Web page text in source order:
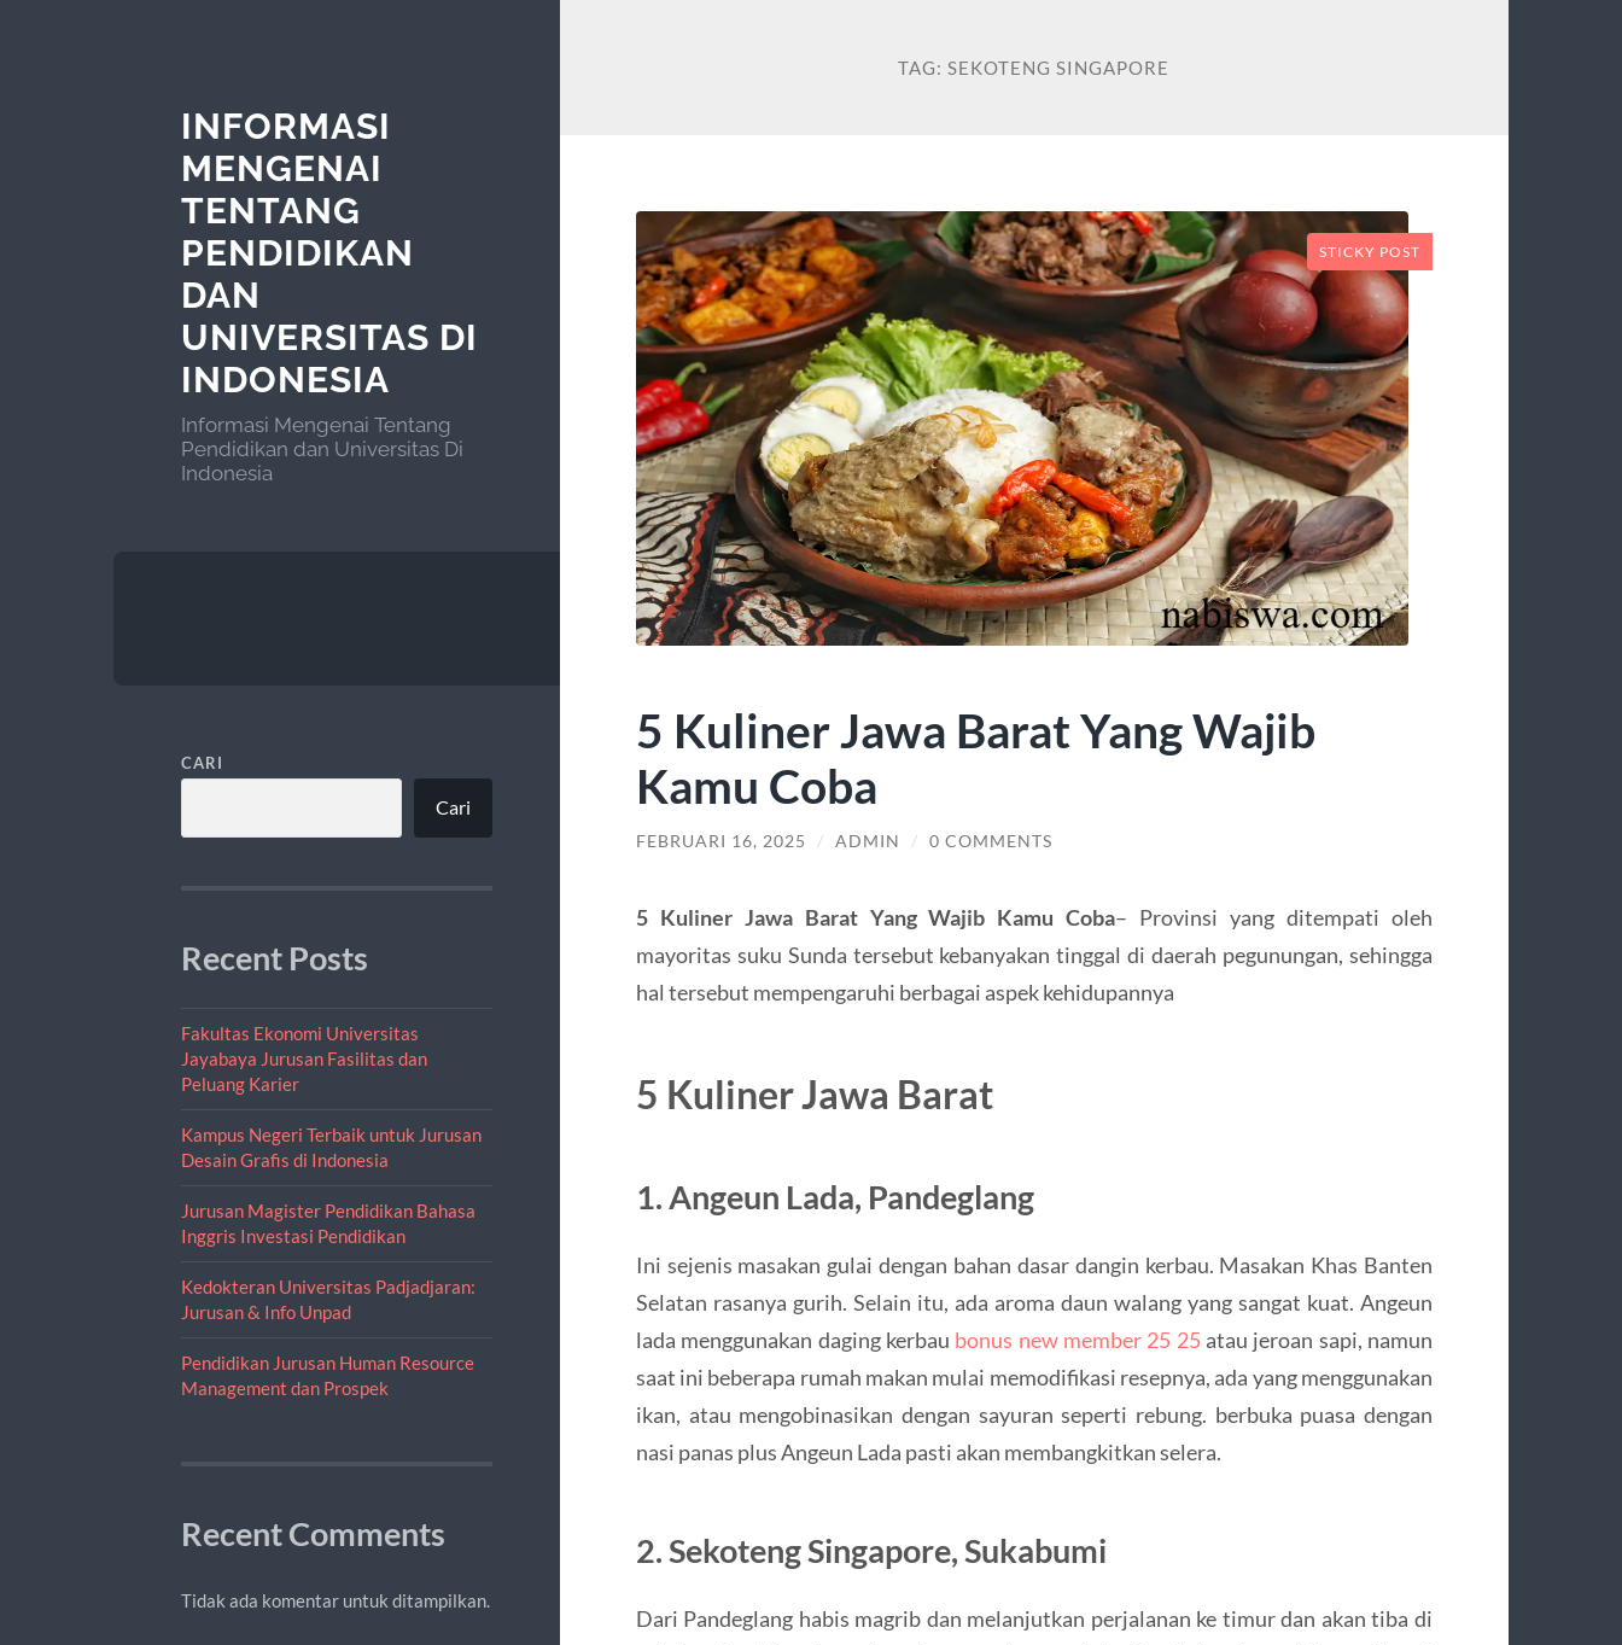
INFORMASI
MENGENAI
TENTANG
PENDIDIKAN
DAN
UNIVERSITAS DI
INDONESIA
Informasi Mengenai Tentang
Pendidikan dan Universitas Di
Indonesia
CARI
Cari
Recent Posts
Fakultas Ekonomi Universitas
Jayabaya Jurusan Fasilitas dan
Peluang Karier
Kampus Negeri Terbaik untuk Jurusan
Desain Grafis di Indonesia
Jurusan Magister Pendidikan Bahasa
Inggris Investasi Pendidikan
Kedokteran Universitas Padjadjaran:
Jurusan & Info Unpad
Pendidikan Jurusan Human Resource
Management dan Prospek
Recent Comments
Tidak ada komentar untuk ditampilkan.
TAG:SEKOTENG SINGAPORE
STICKY POST
5 Kuliner Jawa Barat Yang Wajib
Kamu Coba
FEBRUARI 16, 2025 / ADMIN / 0 COMMENTS
5 Kuliner Jawa Barat Yang Wajib Kamu Coba– Provinsi yang ditempati oleh
mayoritas suku Sunda tersebut kebanyakan tinggal di daerah pegunungan, sehingga
hal tersebut mempengaruhi berbagai aspek kehidupannya
5 Kuliner Jawa Barat
1. Angeun Lada, Pandeglang
Ini sejenis masakan gulai dengan bahan dasar dangin kerbau. Masakan Khas Banten
Selatan rasanya gurih. Selain itu, ada aroma daun walang yang sangat kuat. Angeun
lada menggunakan daging kerbau bonus new member 25 25atau jeroan sapi, namun
saat ini beberapa rumah makan mulai memodifikasi resepnya, ada yang menggunakan
ikan, atau mengobinasikan dengan sayuran seperti rebung. berbuka puasa dengan
nasi panas plus Angeun Lada pasti akan membangkitkan selera.
2. Sekoteng Singapore, Sukabumi
Dari Pandeglang habis magrib dan melanjutkan perjalanan ke timur dan akan tiba di